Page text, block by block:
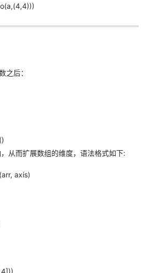
之后：
从而扩展数组的维度，语法格式如下:
axis)